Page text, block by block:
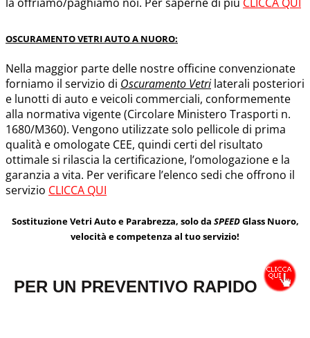
la offriamo/paghiamo noi. Per saperne di più CLICCA QUI
OSCURAMENTO VETRI AUTO A NUORO:
Nella maggior parte delle nostre officine convenzionate
forniamo il servizio di Oscuramento Vetri laterali posteriori
e lunotti di auto e veicoli commerciali, conformemente
alla normativa vigente (Circolare Ministero Trasporti n.
1680/M360). Vengono utilizzate solo pellicole di prima
qualità e omologate CEE, quindi certi del risultato
ottimale si rilascia la certificazione, l’omologazione e la
garanzia a vita. Per verificare l’elenco sedi che offrono il
servizio CLICCA QUI
Sostituzione Vetri Auto e Parabrezza, solo da SPEEDGlass Nuoro,
velocità e competenza al tuo servizio!
PER UN PREVENTIVO RAPIDO